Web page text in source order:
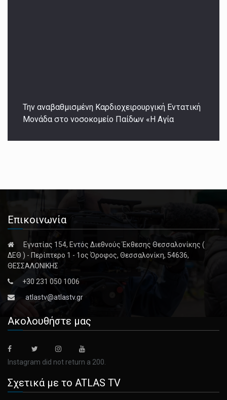
Την αναβαθμισμένη Καρδιοχειρουργική Εντατική
Μονάδα στο νοσοκομείο Παίδων «Η Αγία
Επικοινωνία
Εγνατίας 154, Εντός Διεθνούς Έκθεσης Θεσσαλονίκης (
ΔΕΘ ) - Περίπτερο 1 - 1ος Όροφος, Θεσσαλονίκη, 54636,
ΘΕΣΣΑΛΟΝΙΚΗΣ
+30 231 050 1006
atlastv@atlastv.gr
Ακολουθήστε μας
Instagram did not return a 200.
Σχετικά με το ATLAS TV